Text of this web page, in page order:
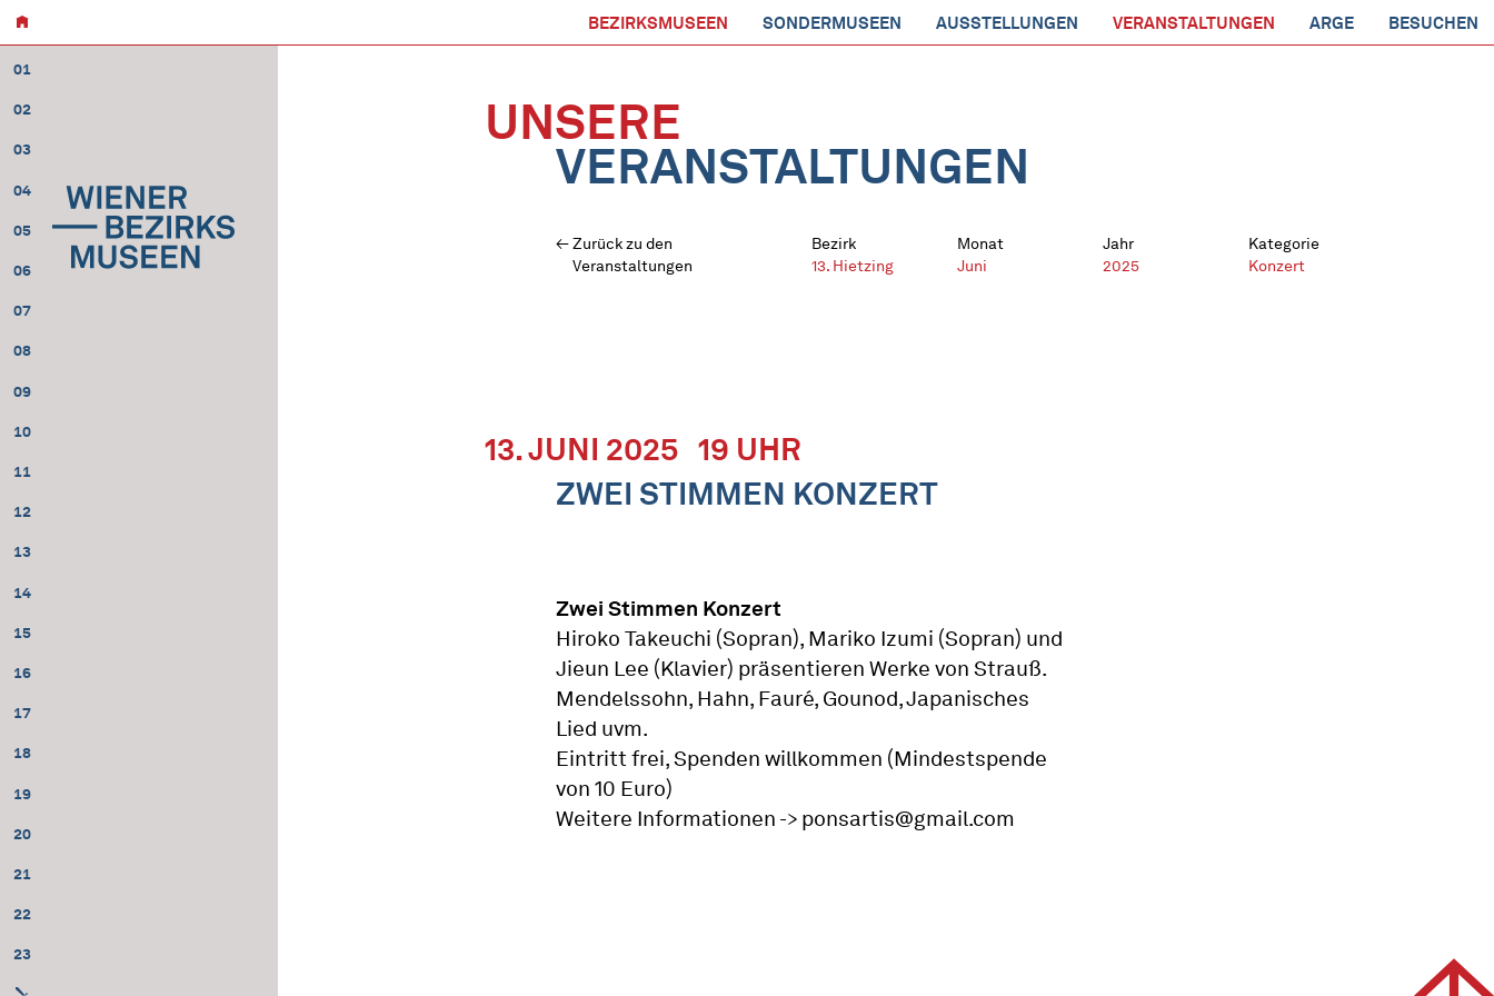
BEZIRKSMUSEEN SONDERMUSEEN AUSSTELLUNGEN VERANSTALTUNGEN ARGE BESUCHEN
01
02
03
04
05
06
07
08
09
10
11
12
13
14
15
16
17
18
19
20
21
22
23
UNSERE
VERANSTALTUNGEN
Zurück zu den
Veranstaltungen
Bezirk
13. Hietzing
Monat
Juni
Jahr
2025
Kategorie
Konzert
13. JUNI 2025 19 UHR
ZWEI STIMMEN KONZERT
Zwei Stimmen Konzert
Hiroko Takeuchi (Sopran), Mariko Izumi (Sopran) und
Jieun Lee (Klavier) präsentieren Werke von Strauß.
Mendelssohn, Hahn, Fauré, Gounod, Japanisches
Lied uvm.
Eintritt frei, Spenden willkommen (Mindestspende
von 10 Euro)
Weitere Informationen -> ponsartis@gmail.com